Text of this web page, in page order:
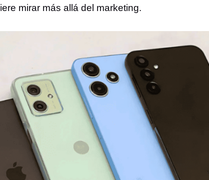
mirar más allá del marketing.